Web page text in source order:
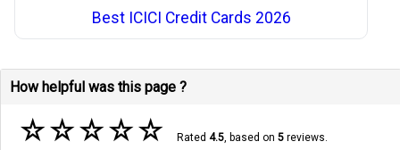
Best ICICI Credit Cards 2026
How helpful was this page ?
☆☆☆☆☆ Rated 4.5, based on 5reviews.